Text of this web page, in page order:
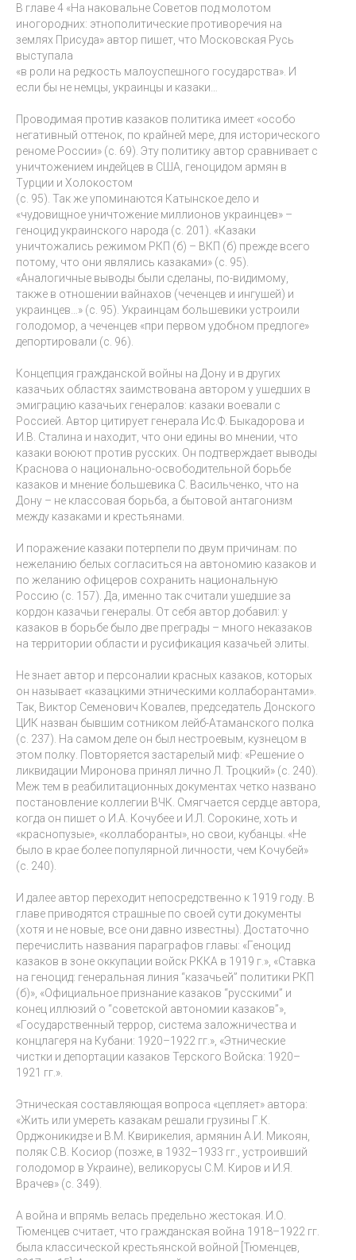
В главе 4 «На наковальне Советов под молотом
иногородних: этнополитические противоречия на
землях Присуда» автор пишет, что Московская Русь
выступала
«в роли на редкость малоуспешного государства». И
если бы не немцы, украинцы и казаки…
Проводимая против казаков политика имеет «особо
негативный оттенок, по крайней мере, для исторического
реноме России» (с. 69). Эту политику автор сравнивает с
уничтожением индейцев в США, геноцидом армян в
Турции и Холокостом
(с. 95). Так же упоминаются Катынское дело и
«чудовищное уничтожение миллионов украинцев» –
геноцид украинского народа (с. 201). «Казаки
уничтожались режимом РКП (б) – ВКП (б) прежде всего
потому, что они являлись казаками» (с. 95).
«Аналогичные выводы были сделаны, по-видимому,
также в отношении вайнахов (чеченцев и ингушей) и
украинцев…» (с. 95). Украинцам большевики устроили
голодомор, а чеченцев «при первом удобном предлоге»
депортировали (с. 96).
Концепция гражданской войны на Дону и в других
казачьих областях заимствована автором у ушедших в
эмиграцию казачьих генералов: казаки воевали с
Россией. Автор цитирует генерала Ис.Ф. Быкадорова и
И.В. Сталина и находит, что они едины во мнении, что
казаки воюют против русских. Он подтверждает выводы
Краснова о национально-освободительной борьбе
казаков и мнение большевика С. Васильченко, что на
Дону – не классовая борьба, а бытовой антагонизм
между казаками и крестьянами.
И поражение казаки потерпели по двум причинам: по
нежеланию белых согласиться на автономию казаков и
по желанию офицеров сохранить национальную
Россию (с. 157). Да, именно так считали ушедшие за
кордон казачьи генералы. От себя автор добавил: у
казаков в борьбе было две преграды – много неказаков
на территории области и русификация казачьей элиты.
Не знает автор и персоналии красных казаков, которых
он называет «казацкими этническими коллаборантами».
Так, Виктор Семенович Ковалев, председатель Донского
ЦИК назван бывшим сотником лейб-Атаманского полка
(с. 237). На самом деле он был нестроевым, кузнецом в
этом полку. Повторяется застарелый миф: «Решение о
ликвидации Миронова принял лично Л. Троцкий» (с. 240).
Меж тем в реабилитационных документах четко названо
постановление коллегии ВЧК. Смягчается сердце автора,
когда он пишет о И.А. Кочубее и И.Л. Сорокине, хоть и
«краснопузые», «коллаборанты», но свои, кубанцы. «Не
было в крае более популярной личности, чем Кочубей»
(с. 240).
И далее автор переходит непосредственно к 1919 году. В
главе приводятся страшные по своей сути документы
(хотя и не новые, все они давно известны). Достаточно
перечислить названия параграфов главы: «Геноцид
казаков в зоне оккупации войск РККА в 1919 г.», «Ставка
на геноцид: генеральная линия “казачьей” политики РКП
(б)», «Официальное признание казаков “русскими” и
конец иллюзий о “советской автономии казаков”»,
«Государственный террор, система заложничества и
концлагеря на Кубани: 1920–1922 гг.», «Этнические
чистки и депортации казаков Терского Войска: 1920–
1921 гг.».
Этническая составляющая вопроса «цепляет» автора:
«Жить или умереть казакам решали грузины Г.К.
Орджоникидзе и В.М. Квирикелия, армянин А.И. Микоян,
поляк С.В. Косиор (позже, в 1932–1933 гг., устроивший
голодомор в Украине), великорусы С.М. Киров и И.Я.
Врачев» (с. 349).
А война и впрямь велась предельно жестокая. И.О.
Тюменцев считает, что гражданская война 1918–1922 гг.
была классической крестьянской войной [Тюменцев,